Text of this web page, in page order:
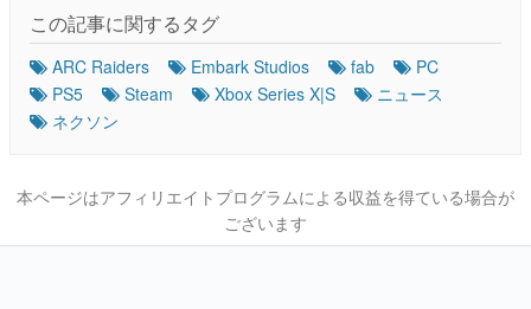
この記事に関するタグ
ARC Raiders Embark Studios fab
PC
PS5
Steam Xbox Series X|S
ニュース
ネクソン
本ページはアフィリエイトプログラムによる収益を得ている場合が
ございます